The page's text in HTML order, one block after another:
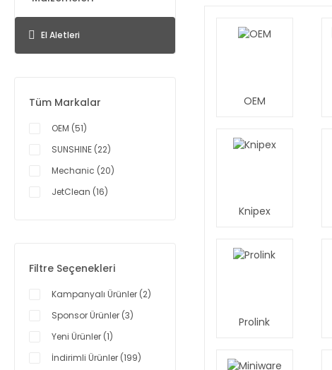
El Aletleri
Tüm Markalar
OEM (51)
SUNSHINE (22)
Mechanic (20)
JetClean (16)
Knipex (7)
AWithZ (6)
BAKU (6)
Proskit (6)
3M (5)
Filtre Seçenekleri
Kampanyalı Ürünler (2)
Sponsor Ürünler (3)
Yeni Ürünler (1)
İndirimli Ürünler (199)
OEM
Knipex
Prolink